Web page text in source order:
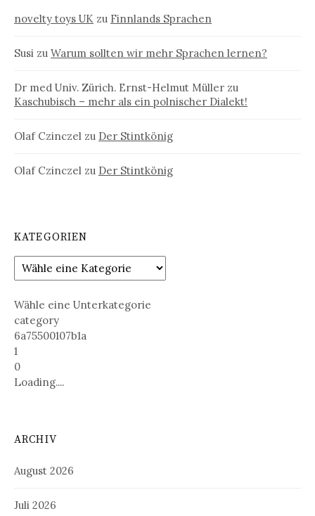
novelty toys UK zu Finnlands Sprachen
Susi zu Warum sollten wir mehr Sprachen lernen?
Dr med Univ. Zürich. Ernst-Helmut Müller zu
Kaschubisch – mehr als ein polnischer Dialekt!
Olaf Czinczel zu Der Stintkönig
Olaf Czinczel zu Der Stintkönig
KATEGORIEN
Wähle eine Unterkategorie
category
6a75500107b1a
1
0
Loading....
ARCHIV
August 2026
Juli 2026